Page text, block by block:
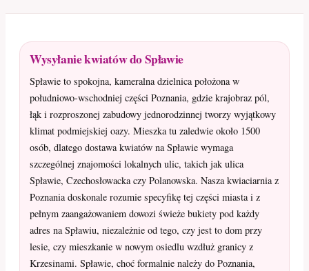
Wysyłanie kwiatów do Spławie
Spławie to spokojna, kameralna dzielnica położona w
południowo-wschodniej części Poznania, gdzie krajobraz pól,
łąk i rozproszonej zabudowy jednorodzinnej tworzy wyjątkowy
klimat podmiejskiej oazy. Mieszka tu zaledwie około 1500
osób, dlatego dostawa kwiatów na Spławie wymaga
szczególnej znajomości lokalnych ulic, takich jak ulica
Spławie, Czechosłowacka czy Polanowska. Nasza kwiaciarnia z
Poznania doskonale rozumie specyfikę tej części miasta i z
pełnym zaangażowaniem dowozi świeże bukiety pod każdy
adres na Spławiu, niezależnie od tego, czy jest to dom przy
lesie, czy mieszkanie w nowym osiedlu wzdłuż granicy z
Krzesinami. Spławie, choć formalnie należy do Poznania,